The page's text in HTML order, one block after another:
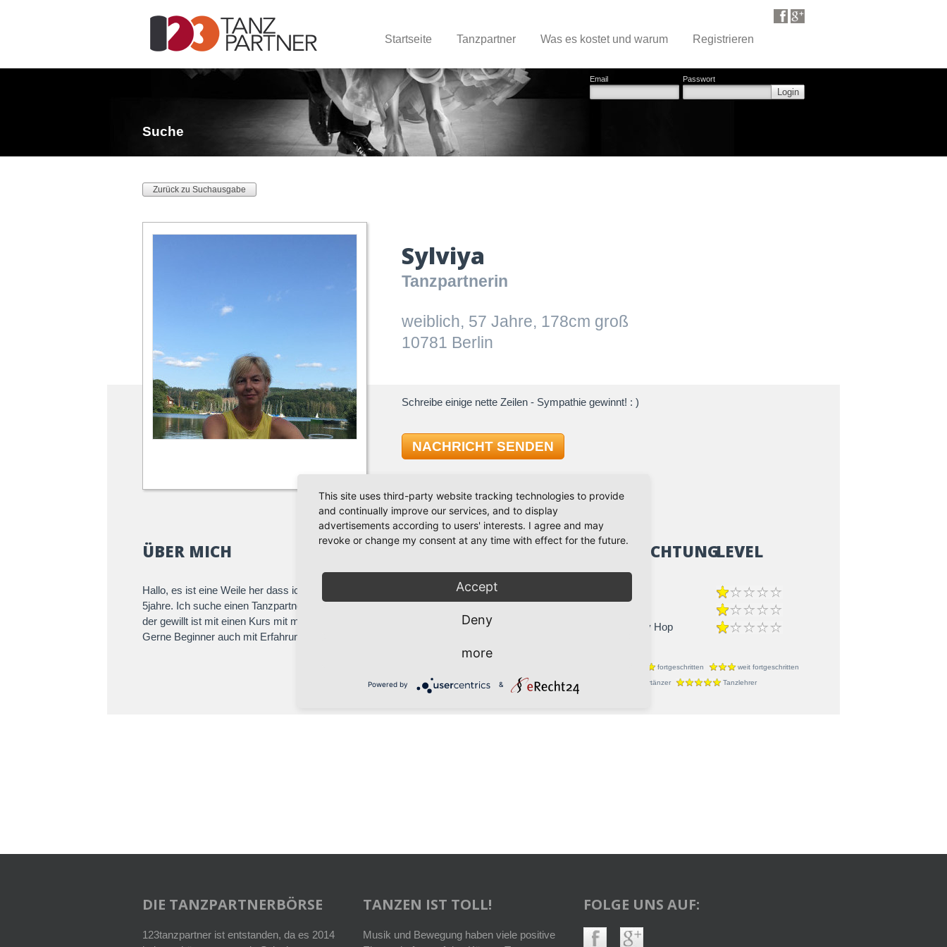
Startseite Tanzpartner Was es kostet und warum Registrieren
Email Passwort
Login
Suche
Zurück zu Suchausgabe
Sylviya
Tanzpartnerin
weiblich, 57 Jahre, 178cm groß
10781 Berlin
Schreibe einige nette Zeilen - Sympathie gewinnt! : )
NACHRICHT SENDEN
ÜBER MICH
Hallo, es ist eine Weile her dass ich begeistert Lindyhop kennenlernte.genauergesagt
5jahre. Ich suche einen Tanzpartner
der gewillt ist mit einen Kurs mit mir Zu starten.
Gerne Beginner auch mit Erfahrung:)
TANZRICHTUNG
Swing / Lindy Hop
LEVEL
fortgeschritten
weit fortgeschritten
Turniertänzer
Tanzlehrer
DIE TANZPARTNERBÖRSE
123tanzpartner ist entstanden, da es 2014
TANZEN IST TOLL!
Musik und Bewegung haben viele positive
FOLGE UNS AUF:
This site uses third-party website tracking technologies to provide
and continually improve our services, and to display
advertisements according to users' interests. I agree and may
revoke or change my consent at any time with effect for the future.
Accept
Deny
more
Powered by &